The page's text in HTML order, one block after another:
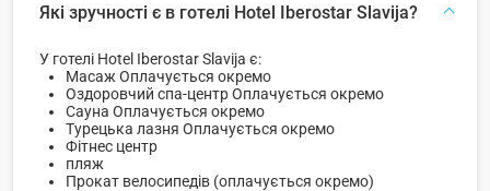
Які зручності є в готелі Hotel Iberostar Slavija?
У готелі Hotel Iberostar Slavija є:
Масаж Оплачується окремо
Оздоровчий спа-центр Оплачується окремо
Сауна Оплачується окремо
Турецька лазня Оплачується окремо
Фітнес центр
пляж
Прокат велосипедів (оплачується окремо)